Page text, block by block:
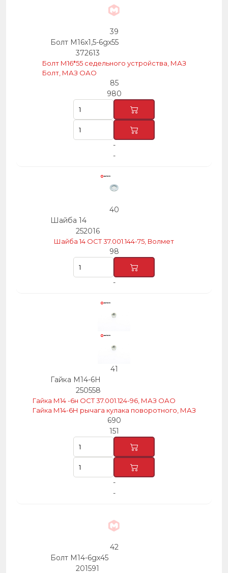
39
Болт М16х1,5-6gх55
372613
Болт М16*55 седельного устройства, МАЗ
Болт, МАЗ ОАО
85
980
-
-
40
Шайба 14
252016
Шайба 14 ОСТ 37.001.144-75, Волмет
98
-
41
Гайка М14-6Н
250558
Гайка М14 -6н ОСТ 37.001.124-96, МАЗ ОАО
Гайка М14-6Н рычага кулака поворотного, МАЗ
690
151
-
-
42
Болт М14-6gх45
201591